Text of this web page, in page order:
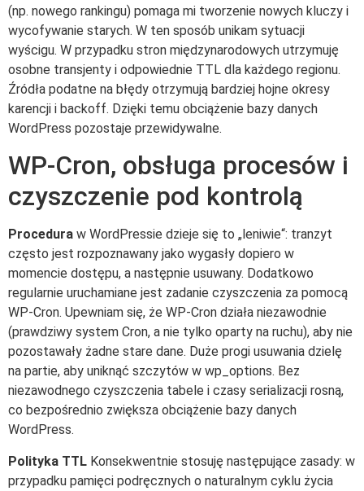
(np. nowego rankingu) pomaga mi tworzenie nowych kluczy i
wycofywanie starych. W ten sposób unikam sytuacji
wyścigu. W przypadku stron międzynarodowych utrzymuję
osobne transjenty i odpowiednie TTL dla każdego regionu.
Źródła podatne na błędy otrzymują bardziej hojne okresy
karencji i backoff. Dzięki temu obciążenie bazy danych
WordPress pozostaje przewidywalne.
WP-Cron, obsługa procesów i
czyszczenie pod kontrolą
Procedura w WordPressie dzieje się to „leniwie“: tranzyt
często jest rozpoznawany jako wygasły dopiero w
momencie dostępu, a następnie usuwany. Dodatkowo
regularnie uruchamiane jest zadanie czyszczenia za pomocą
WP-Cron. Upewniam się, że WP-Cron działa niezawodnie
(prawdziwy system Cron, a nie tylko oparty na ruchu), aby nie
pozostawały żadne stare dane. Duże progi usuwania dzielę
na partie, aby uniknąć szczytów w wp_options. Bez
niezawodnego czyszczenia tabele i czasy serializacji rosną,
co bezpośrednio zwiększa obciążenie bazy danych
WordPress.
Polityka TTL Konsekwentnie stosuję następujące zasady: w
przypadku pamięci podręcznych o naturalnym cyklu życia